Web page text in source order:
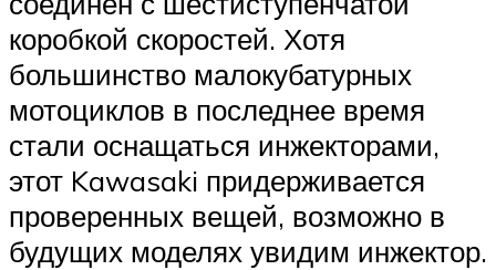
коробкой скоростей. Хотя
большинство малокубатурных
мотоциклов в последнее время
стали оснащаться инжекторами,
этот Kawasaki придерживается
проверенных вещей, возможно в
будущих моделях увидим инжектор.